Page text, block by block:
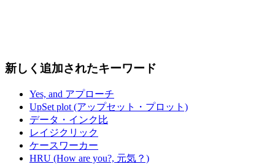
新しく追加されたキーワード
Yes, and アプローチ
UpSet plot (アップセット・プロット)
データ・インク比
レイジクリック
ケースワーカー
HRU (How are you?, 元気？)